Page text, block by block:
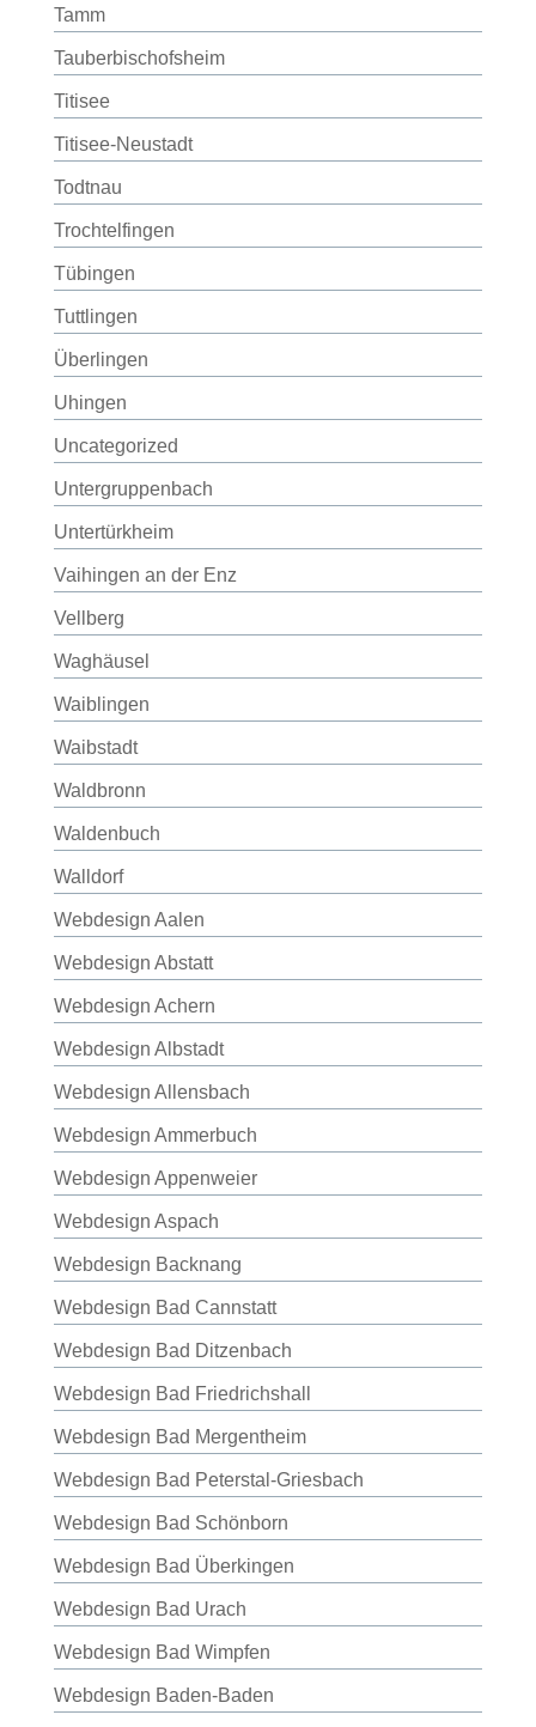
Tamm
Tauberbischofsheim
Titisee
Titisee-Neustadt
Todtnau
Trochtelfingen
Tübingen
Tuttlingen
Überlingen
Uhingen
Uncategorized
Untergruppenbach
Untertürkheim
Vaihingen an der Enz
Vellberg
Waghäusel
Waiblingen
Waibstadt
Waldbronn
Waldenbuch
Walldorf
Webdesign Aalen
Webdesign Abstatt
Webdesign Achern
Webdesign Albstadt
Webdesign Allensbach
Webdesign Ammerbuch
Webdesign Appenweier
Webdesign Aspach
Webdesign Backnang
Webdesign Bad Cannstatt
Webdesign Bad Ditzenbach
Webdesign Bad Friedrichshall
Webdesign Bad Mergentheim
Webdesign Bad Peterstal-Griesbach
Webdesign Bad Schönborn
Webdesign Bad Überkingen
Webdesign Bad Urach
Webdesign Bad Wimpfen
Webdesign Baden-Baden